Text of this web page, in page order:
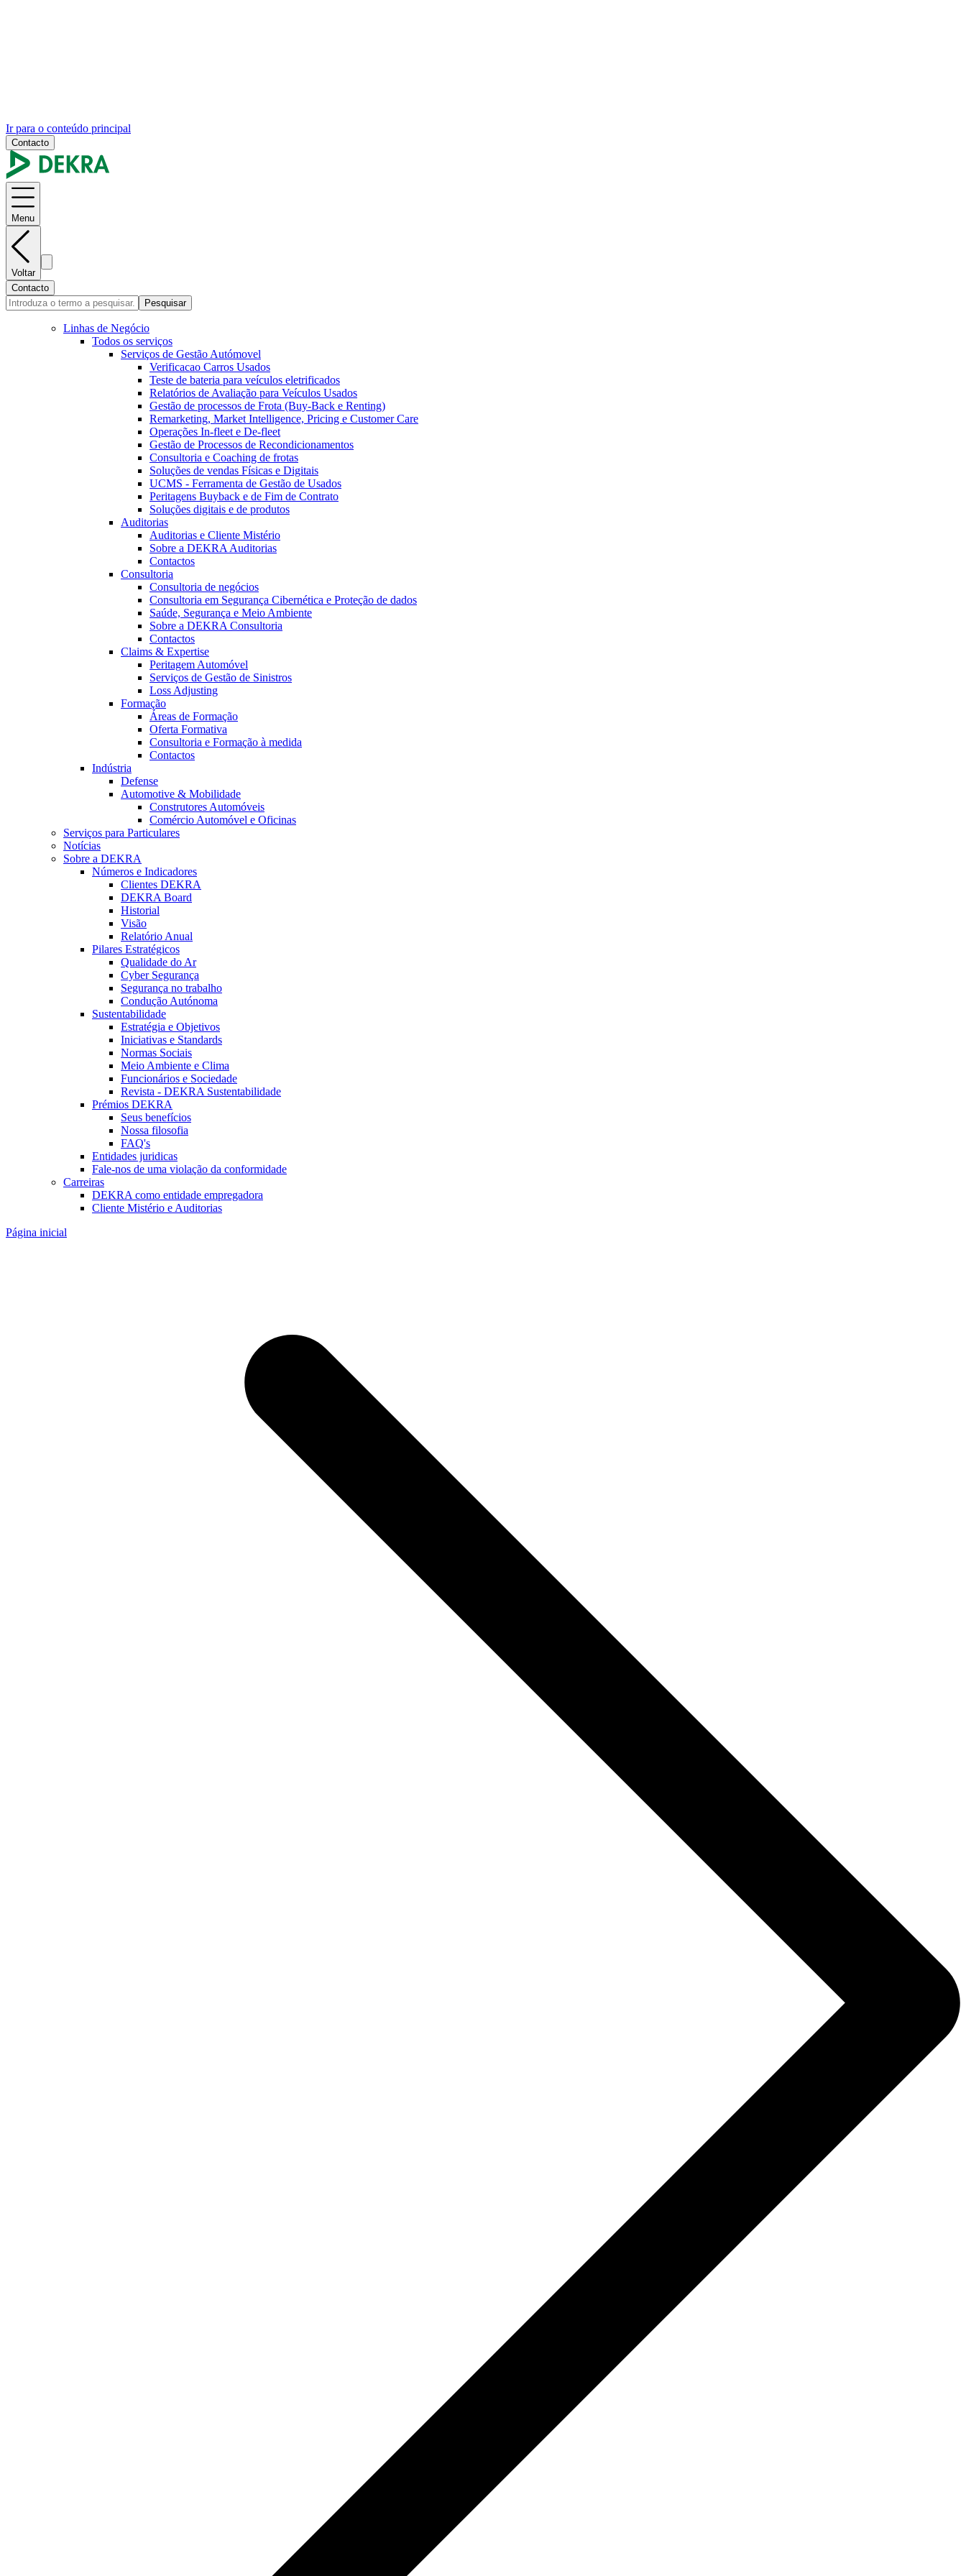
Ir para o conteúdo principal
Contacto
Menu
Voltar
Contacto
Pesquisar
Linhas de Negócio
Todos os serviços
Serviços de Gestão Autómovel
Verificacao Carros Usados
Teste de bateria para veículos eletrificados
Relatórios de Avaliação para Veículos Usados
Gestão de processos de Frota (Buy-Back e Renting)
Remarketing, Market Intelligence, Pricing e Customer Care
Operações In-fleet e De-fleet
Gestão de Processos de Recondicionamentos
Consultoria e Coaching de frotas
Soluções de vendas Físicas e Digitais
UCMS - Ferramenta de Gestão de Usados
Peritagens Buyback e de Fim de Contrato
Soluções digitais e de produtos
Auditorias
Auditorias e Cliente Mistério
Sobre a DEKRA Auditorias
Contactos
Consultoria
Consultoria de negócios
Consultoria em Segurança Cibernética e Proteção de dados
Saúde, Segurança e Meio Ambiente
Sobre a DEKRA Consultoria
Contactos
Claims & Expertise
Peritagem Automóvel
Serviços de Gestão de Sinistros
Loss Adjusting
Formação
Áreas de Formação
Oferta Formativa
Consultoria e Formação à medida
Contactos
Indústria
Defense
Automotive & Mobilidade
Construtores Automóveis
Comércio Automóvel e Oficinas
Serviços para Particulares
Notícias
Sobre a DEKRA
Números e Indicadores
Clientes DEKRA
DEKRA Board
Historial
Visão
Relatório Anual
Pilares Estratégicos
Qualidade do Ar
Cyber Segurança
Segurança no trabalho
Condução Autónoma
Sustentabilidade
Estratégia e Objetivos
Iniciativas e Standards
Normas Sociais
Meio Ambiente e Clima
Funcionários e Sociedade
Revista - DEKRA Sustentabilidade
Prémios DEKRA
Seus benefícios
Nossa filosofia
FAQ's
Entidades juridicas
Fale-nos de uma violação da conformidade
Carreiras
DEKRA como entidade empregadora
Cliente Mistério e Auditorias
Página inicial